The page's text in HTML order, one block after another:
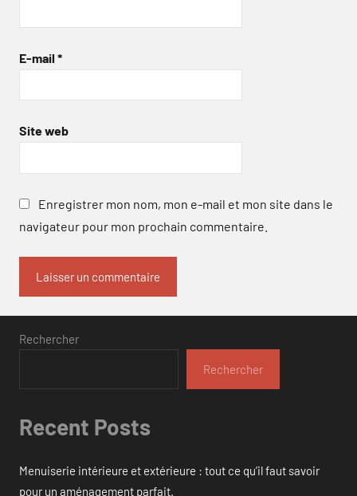
E-mail *
Site web
Enregistrer mon nom, mon e-mail et mon site dans le
navigateur pour mon prochain commentaire.
Rechercher
Rechercher
Recent Posts
Menuiserie intérieure et extérieure : tout ce qu’il faut savoir
pour un aménagement parfait.